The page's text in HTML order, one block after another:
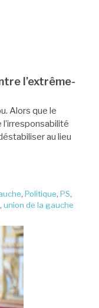
l’extrême-
Alors que le
au lieu
, Politique, PS,
, union de la gauche